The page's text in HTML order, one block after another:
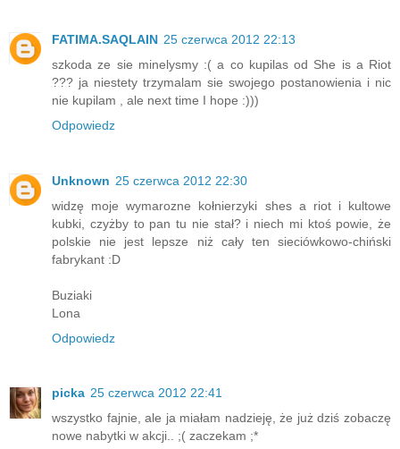
FATIMA.SAQLAIN 25 czerwca 2012 22:13
szkoda ze sie minelysmy :( a co kupilas od She is a Riot
??? ja niestety trzymalam sie swojego postanowienia i nic
nie kupilam , ale next time I hope :)))
Odpowiedz
Unknown 25 czerwca 2012 22:30
widzę moje wymarozne kołnierzyki shes a riot i kultowe
kubki, czyżby to pan tu nie stał? i niech mi ktoś powie, że
polskie nie jest lepsze niż cały ten sieciówkowo-chiński
fabrykant :D
Buziaki
Lona
Odpowiedz
picka 25 czerwca 2012 22:41
wszystko fajnie, ale ja miałam nadzieję, że już dziś zobaczę
nowe nabytki w akcji.. ;( zaczekam ;*